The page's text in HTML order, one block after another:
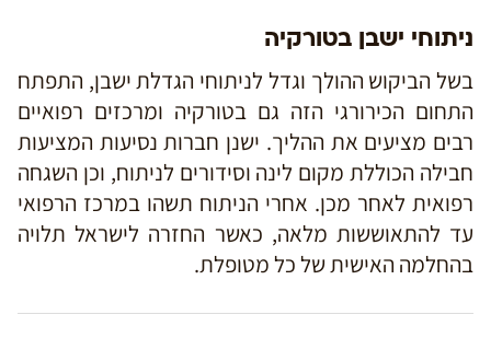
ניתוחי ישבן בטורקיה
בשל הביקוש ההולך וגדל לניתוחי הגדלת ישבן, התפתח
התחום הכירורגי הזה גם בטורקיה ומרכזים רפואיים
רבים מציעים את ההליך. ישנן חברות נסיעות המציעות
חבילה הכוללת מקום לינה וסידורים לניתוח, וכן השגחה
רפואית לאחר מכן. אחרי הניתוח תשהו במרכז הרפואי
עד להתאוששות מלאה, כאשר החזרה לישראל תלויה
בהחלמה האישית של כל מטופלת.